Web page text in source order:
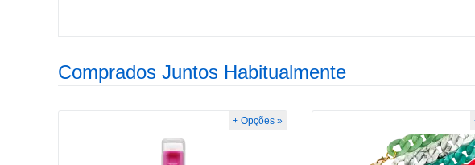
Comprados Juntos Habitualmente
+ Opções »